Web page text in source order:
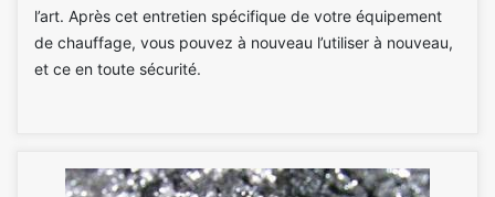
l’art. Après cet entretien spécifique de votre équipement
de chauffage, vous pouvez à nouveau l’utiliser à nouveau,
et ce en toute sécurité.